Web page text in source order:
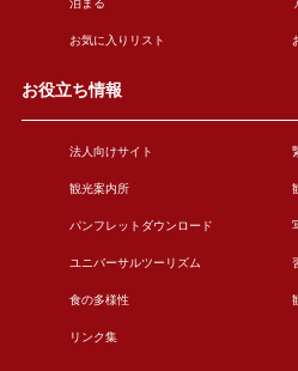
泊まる
お気に入りリスト
お役立ち情報
法人向けサイト
観光案内所
パンフレットダウンロード
ユニバーサルツーリズム
食の多様性
リンク集